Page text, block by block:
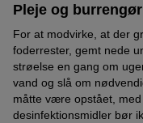
Pleje og
For at modvirke, at der
foderrester, gemt nede
strøelse en gang om
vand og slå om
måtte være opstået,
desinfektionsmidler bør